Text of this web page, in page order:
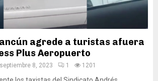
agrede a turistas afuera
Plus Aeropuerto
septiembre 8, 2023 1 1201